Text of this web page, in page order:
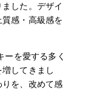
した。デザイ
感・高級感を
ーを愛する多く
してきまし
を、改めて感